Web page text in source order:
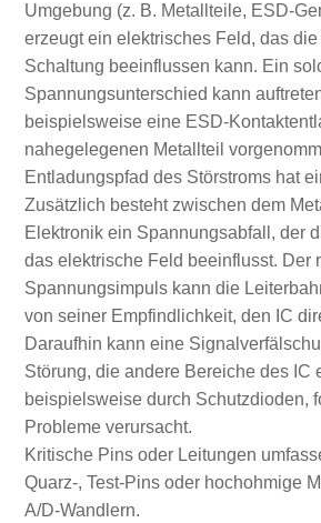
Umgebung (z. B. Metallteile, ESD-
erzeugt ein elektrisches Feld, das
Schaltung beeinflussen kann. Ein
Spannungsunterschied kann
beispielsweise eine ESD-
nahegelegenen Metallteil
Entladungspfad des Störstroms hat
Zusätzlich besteht zwischen dem
Elektronik ein Spannungsabfall, der
das elektrische Feld beeinflusst. Der
Spannungsimpuls kann die
von seiner Empfindlichkeit, den IC
Daraufhin kann eine
Störung, die andere Bereiche des IC
beispielsweise durch Schutzdioden,
Probleme verursacht.
Kritische Pins oder Leitungen
Quarz-, Test-Pins oder hochohmige
A/D-Wandlern.